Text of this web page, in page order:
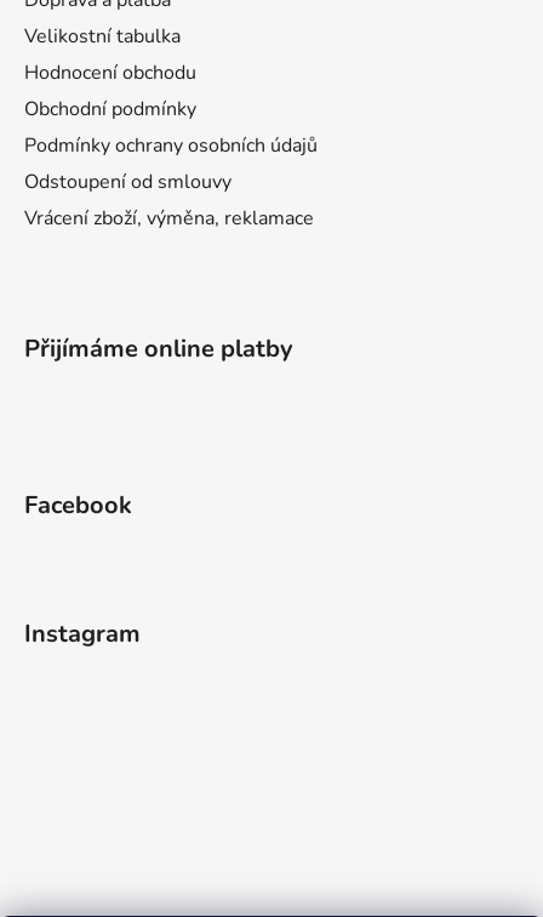
Velikostní tabulka
Hodnocení obchodu
Obchodní podmínky
Podmínky ochrany osobních údajů
Odstoupení od smlouvy
Vrácení zboží, výměna, reklamace
Přijímáme online platby
Facebook
Instagram